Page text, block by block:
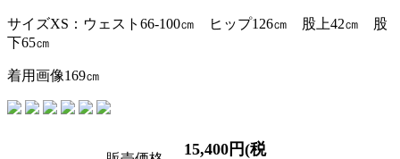
サイズXS：ウェスト66‐100㎝ ヒップ126㎝ 股上42㎝ 股
下65㎝
着用画像169㎝
15,400円(税